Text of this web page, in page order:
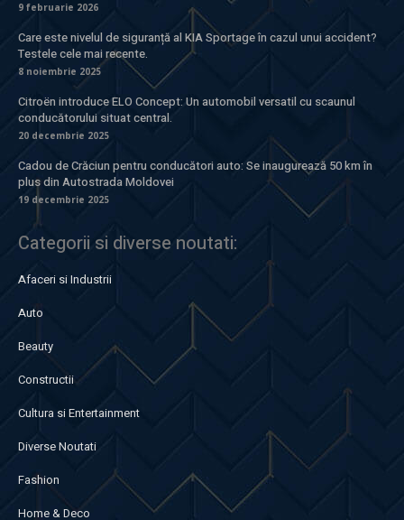
9 februarie 2026
Care este nivelul de siguranță al KIA Sportage în cazul unui accident?
Testele cele mai recente.
8 noiembrie 2025
Citroën introduce ELO Concept: Un automobil versatil cu scaunul
conducătorului situat central.
20 decembrie 2025
Cadou de Crăciun pentru conducători auto: Se inaugurează 50 km în
plus din Autostrada Moldovei
19 decembrie 2025
Categorii si diverse noutati:
Afaceri si Industrii
Auto
Beauty
Constructii
Cultura si Entertainment
Diverse Noutati
Fashion
Home & Deco